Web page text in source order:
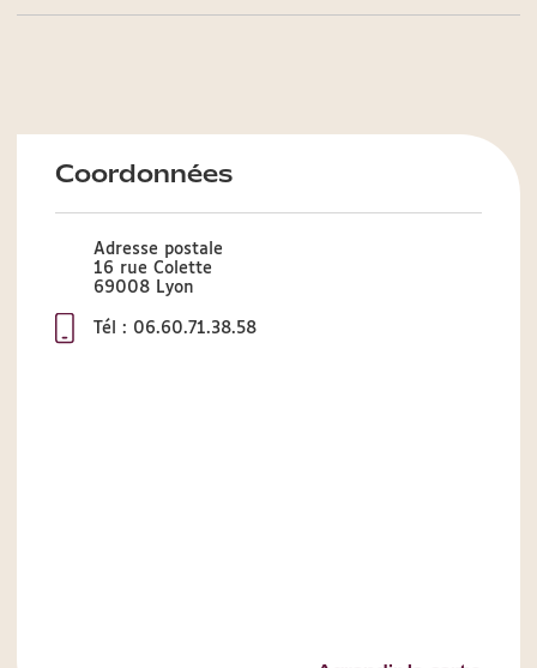
Coordonnées
Adresse postale
16 rue Colette
69008 Lyon
Tél : 06.60.71.38.58